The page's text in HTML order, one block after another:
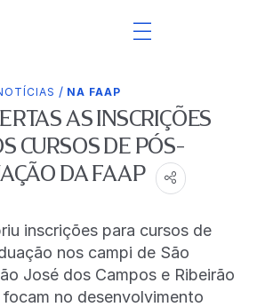
/ NA FAAP
AS INSCRIÇÕES
CURSOS DE PÓS-
DA FAAP
inscrições para cursos de
nos campi de São
José dos Campos e Ribeirão
no desenvolvimento